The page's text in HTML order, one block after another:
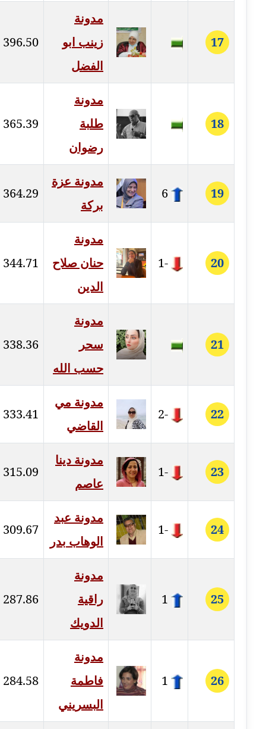
مدونة ايمان النادي
عاملة
مدونة ايمان عبد الحليم
عاملة
مدونة ايمان عماد
مدونة ايمان قادري
عاملة
مدونة ايمن موسي
عاملة
مدونة آيه ابو زهرة
عاملة
مدونة آية الدرديري
مدونة آيه الغمري
عاملة
مدونة آية عبد العزيز
مدونة ايهاب همام
مدونة بيان هدية
مدونة تامر زيدان
مدونة ثائر دالي
17
مدونة
زينب ابو
الفضل
396.50
18
مدونة
طلبة
رضوان
365.39
19
6
مدونة عزة
بركة
364.29
20
-1
مدونة
حنان صلاح
الدين
344.71
21
مدونة
سحر
حسب الله
338.36
22
-2
مدونة مي
القاضي
333.41
23
-1
مدونة دينا
عاصم
315.09
24
-1
مدونة عبد
الوهاب بدر
309.67
25
1
مدونة
راقية
الدويك
287.86
26
1
مدونة
فاطمة
البسريني
284.58